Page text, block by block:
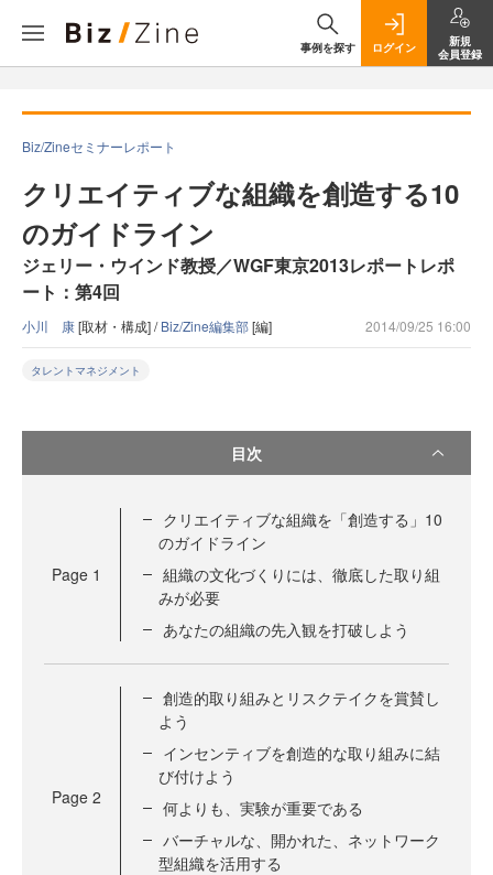
事例を探す ログイン
新規
会員登録
Biz/Zineセミナーレポート
クリエイティブな組織を創造する10
のガイドライン
ジェリー・ウインド教授／WGF東京2013レポートレポ
ート：第4回
小川 康[取材・構成] /Biz/Zine編集部[編] 2014/09/25 16:00
タレントマネジメント
目次
Page 1
クリエイティブな組織を「創造する」10
のガイドライン
組織の文化づくりには、徹底した取り組
みが必要
あなたの組織の先入観を打破しよう
Page 2
創造的取り組みとリスクテイクを賞賛し
よう
インセンティブを創造的な取り組みに結
び付けよう
何よりも、実験が重要である
バーチャルな、開かれた、ネットワーク
型組織を活用する